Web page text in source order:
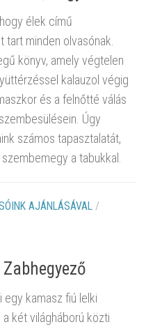
élek című
minden olvasónak.
könyv, amely végtelen
kalauzol végig
és a felnőtté válás
Úgy
számos tapasztalatát,
a tabukkal.
AJÁNLÁSÁVAL /
kamasz fiú lelki
két világháború közti